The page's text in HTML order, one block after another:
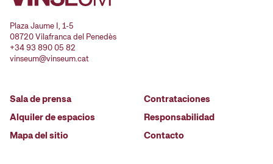
Plaza Jaume I, 1-5
08720 Vilafranca del Penedès
+34 93 890 05 82
vinseum@vinseum.cat
Sala de prensa
Alquiler de espacios
Mapa del sitio
Contrataciones
Responsabilidad
Contacto